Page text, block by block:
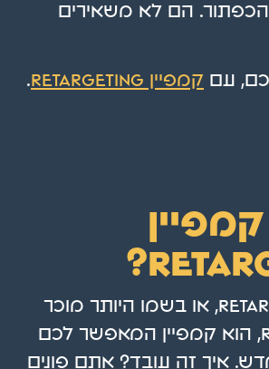
הם לא משאירים
עם קמפיין retargeting .
קמפיין retargeting, או בשמו היותר מוכר
remarcketing, הוא קמפיין המאפשר לכם
איך זה עובד? אתם פונים